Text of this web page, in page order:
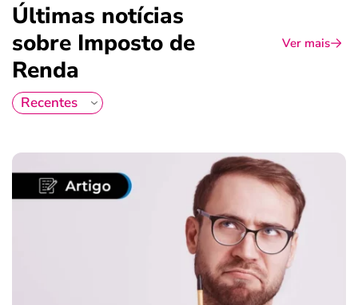
Últimas notícias
sobre Imposto de
Renda
Ver mais